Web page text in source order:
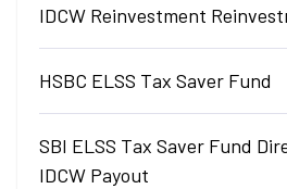
IDCW Reinvestment
HSBC ELSS Tax Saver Fund
SBI ELSS Tax Saver Fund
IDCW Payout